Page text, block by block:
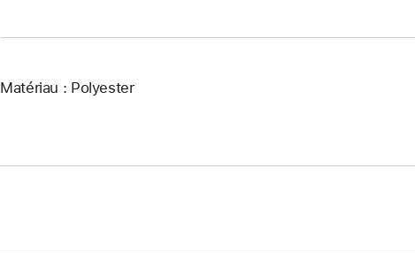
Matériau : Polyester